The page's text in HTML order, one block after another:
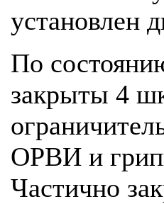
установлен
По
закрыты 4
ОРВИ и
Частично